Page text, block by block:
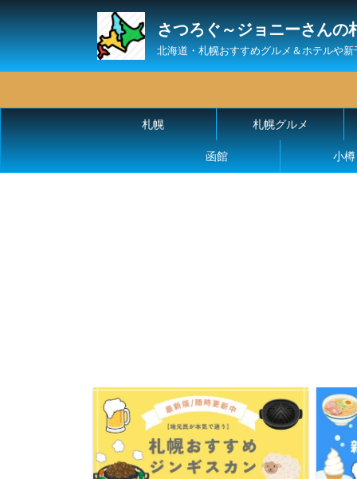
さつろぐ～ジョニーさんの
北海道・札幌おすすめグルメ＆ホテルや
札幌 札幌グルメ
函館 小樽